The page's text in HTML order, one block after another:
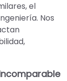
el
Nos